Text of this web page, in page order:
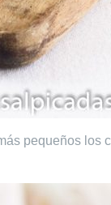
pequeños los